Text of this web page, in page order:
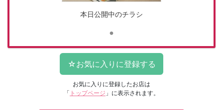
本日公開中のチラシ
お気に入りに登録したお店は
「 トップページ 」に表示されます。